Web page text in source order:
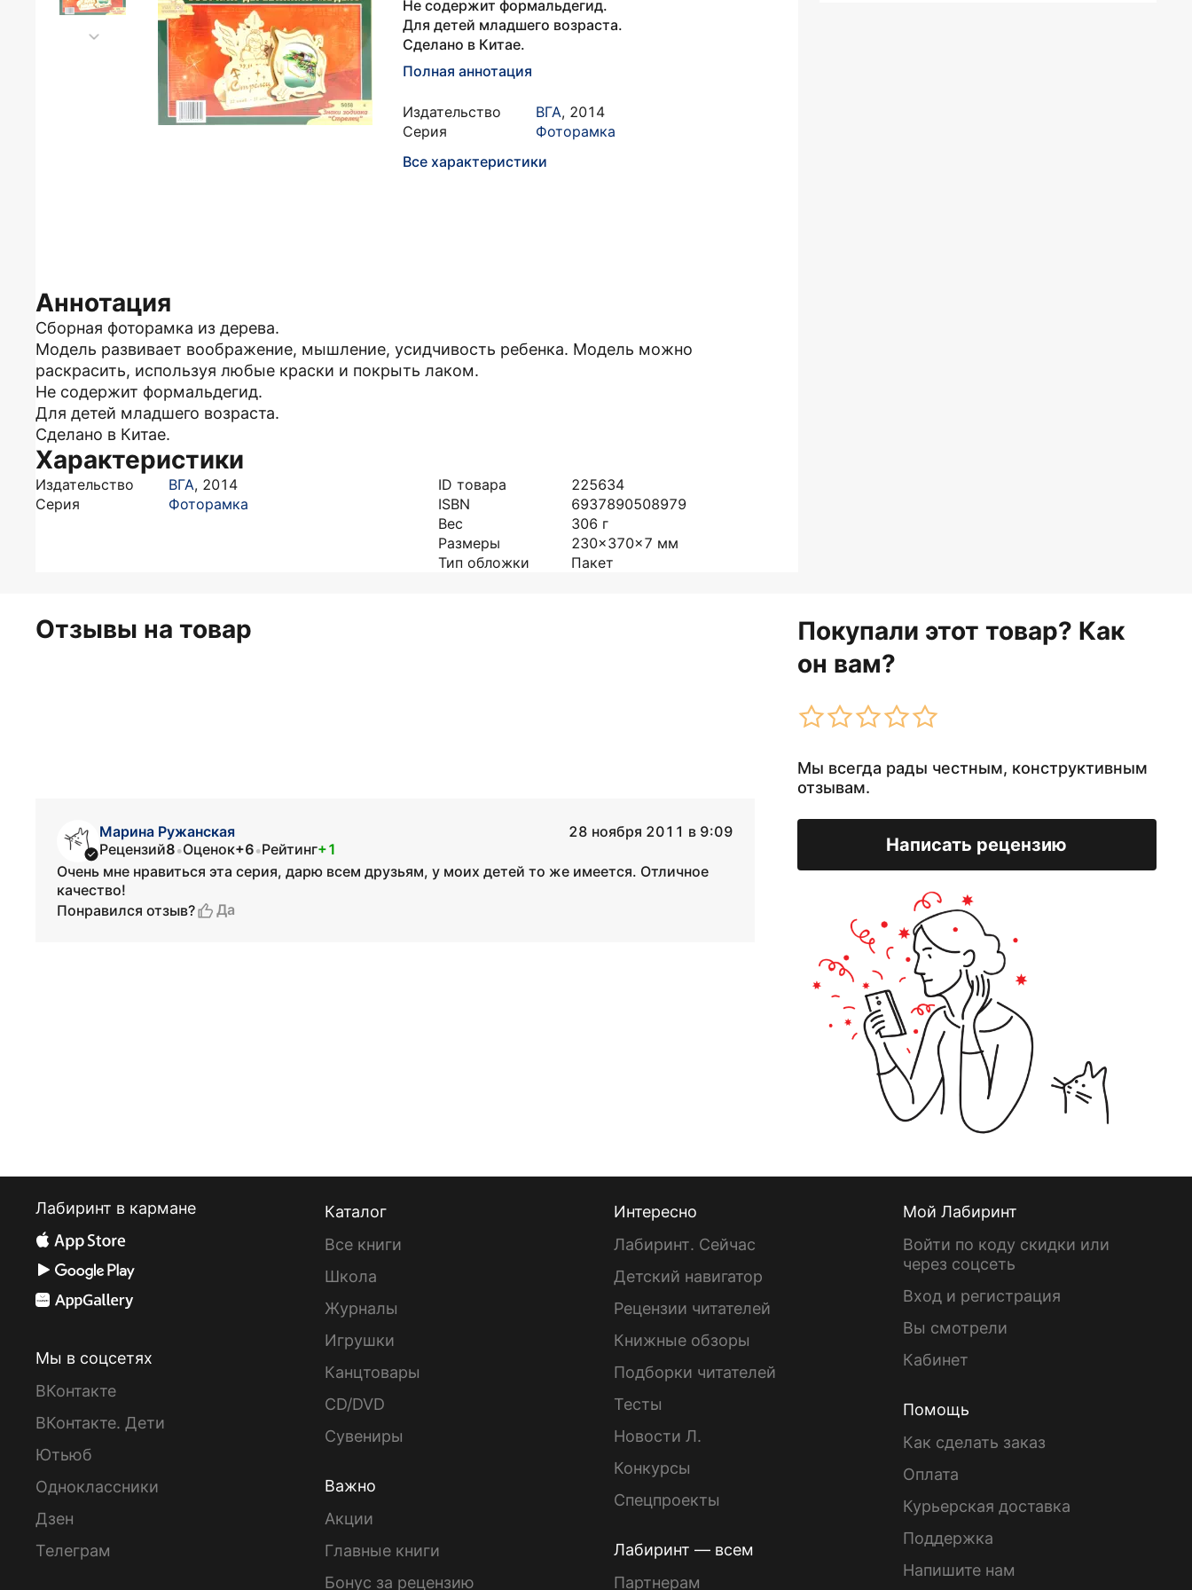
Не содержит формальдегид.
Для детей младшего возраста.
Сделано в Китае.
Полная аннотация
Издательство ВГА, 2014
Серия
Фоторамка
Все характеристики
Аннотация
Сборная фоторамка из дерева.
Модель развивает воображение, мышление, усидчивость ребенка. Модель можно
раскрасить, используя любые краски и покрыть лаком.
Не содержит формальдегид.
Для детей младшего возраста.
Сделано в Китае.
Характеристики
Издательство ВГА, 2014
Серия
Фоторамка
ID товара
225634
ISBN
6937890508979
Вес
306 г
Размеры
230x370x7 мм
Тип обложки
Пакет
Отзывы на товар
Покупали этот товар? Как
он вам?
Мы всегда рады честным, конструктивным
отзывам.
Написать рецензию
Марина Ружанская
28 ноября 2011 в 9:09
Рецензий8•Оценок+6•Рейтинг+1
Очень мне нравиться эта серия, дарю всем друзьям, у моих детей то же имеется. Отличное
качество!
Понравился отзыв?
Да
Лабиринт в кармане
Мы в соцсетях
ВКонтакте
ВКонтакте. Дети
Ютьюб
Одноклассники
Дзен
Телеграм
Каталог
Все книги
Школа
Журналы
Игрушки
Канцтовары
CD/DVD
Сувениры
Важно
Акции
Главные книги
Бонус за рецензию
Интересно
Лабиринт. Сейчас
Детский навигатор
Рецензии читателей
Книжные обзоры
Подборки читателей
Тесты
Новости Л.
Конкурсы
Спецпроекты
Лабиринт — всем
Партнерам
Мой Лабиринт
Войти по коду скидки или
через соцсеть
Вход и регистрация
Вы смотрели
Кабинет
Помощь
Как сделать заказ
Оплата
Курьерская доставка
Поддержка
Напишите нам